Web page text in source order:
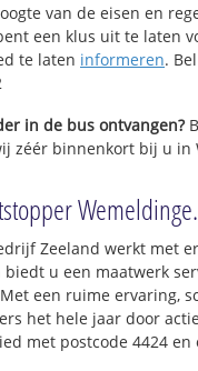
van de eisen en
een klus uit te laten
te laten informeren.
in de bus ontvangen?
zéér binnenkort bij u in
Zeeland werkt met
u een maatwerk
een ruime ervaring,
het hele jaar door
met postcode 4424 en